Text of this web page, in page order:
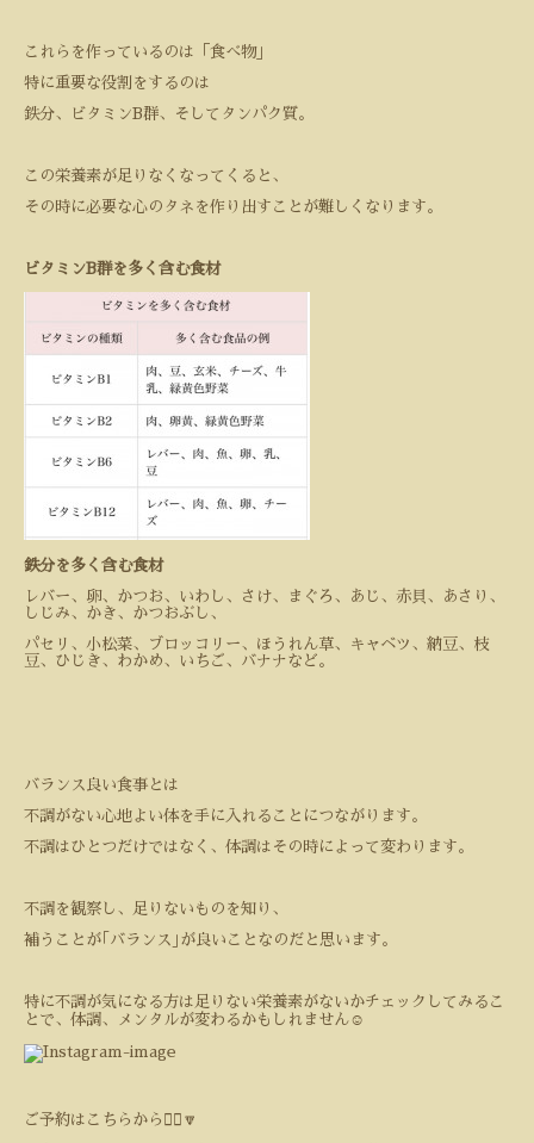
これらを作っているのは「食べ物」
特に重要な役割をするのは
鉄分、ビタミン B群、そしてタンパク質。
この栄養素が足りなくなってくると、
その時に必要な心のタネを作り出すことが難しくなります。
ビタミンB群を多く含む食材
鉄分を多く含む食材
レバー、卵、かつお、いわし、さけ、まぐろ、あじ、赤貝、あさり、
しじみ、かき、かつおぶし、
パセリ、小松菜、ブロッコリー、ほうれん草、キャベツ、納豆、枝
豆、ひじき、わかめ、いちご、バナナなど。
バランス良い食事とは
不調がない心地よい体を手に入れることにつながります。
不調はひとつだけではなく、体調はその時によって変わります。
不調を観察し、足りないものを知り、
補うことが｢バランス｣が良いことなのだと思います。
特に不調が気になる方は足りない栄養素がないかチェックしてみるこ
とで、体調、メンタルが変わるかもしれません☺️
ご予約はこちらから💁‍♀️🔽